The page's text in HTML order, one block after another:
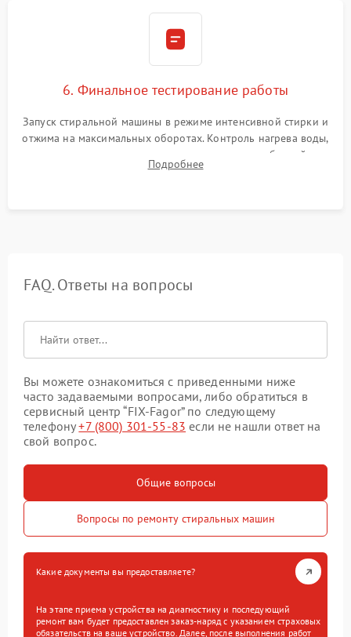
6. Финальное тестирование работы
Запуск стиральной машины в режиме интенсивной стирки и
отжима на максимальных оборотах. Контроль нагрева воды,
корректности слива, отсутствия излишних вибраций,
посторонних стуков и протечек под корпусом.
Подробнее
FAQ. Ответы на вопросы
Вы можете ознакомиться с приведенными ниже
часто задаваемыми вопросами, либо обратиться в
сервисный центр “FIX-Fagor” по следующему
телефону+7 (800) 301-55-83 если не нашли ответ на
свой вопрос.
Общие вопросы
Вопросы по ремонту стиральных машин
Какие документы вы предоставляете?
На этапе приема устройства на диагностику и последующий
ремонт вам будет предоставлен заказ-наряд с указанием страховых
обязательств на ваше устройство. Далее, после выполнения работ